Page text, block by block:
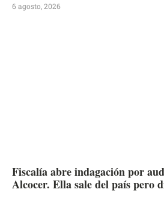
6 agosto, 2026
Fiscalía abre indagación por
Alcocer. Ella sale del país pero